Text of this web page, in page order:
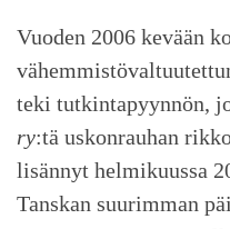
Vuoden 2006 kevään
teki tutkintapyynnön,
ry:tä uskonrauhan
lisännyt helmikuussa
Tanskan suurimman